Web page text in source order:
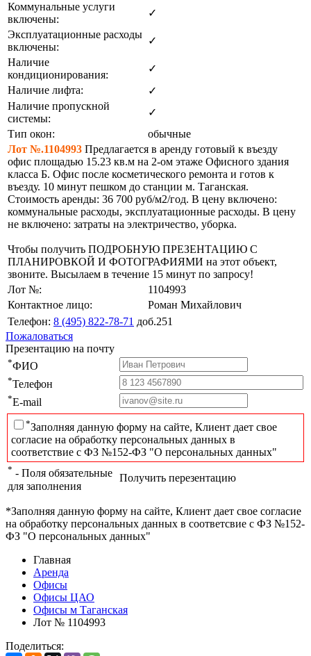
Коммунальные услуги
включены:
✓
Эксплуатационные расходы
включены:
✓
Наличие
кондиционирования:
✓
Наличие лифта:
✓
Наличие пропускной
системы:
✓
Тип окон:
обычные
Лот №.1104993 Предлагается в аренду готовый к въезду
офис площадью 15.23 кв.м на 2-ом этаже Офисного здания
класса Б. Офис после косметического ремонта и готов к
въезду. 10 минут пешком до станции м. Таганская.
Стоимость аренды: 36 700 руб/м2/год. В цену включено:
коммунальные расходы, эксплуатационные расходы. В цену
не включено: затраты на электричество, уборка.
Чтобы получить ПОДРОБНУЮ ПРЕЗЕНТАЦИЮ С
ПЛАНИРОВКОЙ И ФОТОГРАФИЯМИ на этот объект,
звоните. Высылаем в течение 15 минут по запросу!
Лот №:
1104993
Контактное лицо:
Роман Михайлович
Телефон: 8 (495) 822-78-71 доб.251
Пожаловаться
Презентацию на почту
*ФИО
*Телефон
*E-mail
*Заполняя данную форму на сайте, Клиент дает свое
согласие на обработку персональных данных в
соответствие с ФЗ №152-ФЗ "О персональных данных"
* - Поля обязательные
для заполнения
Получить перезентацию
*Заполняя данную форму на сайте, Клиент дает свое согласие
на обработку персональных данных в соответсвие с ФЗ №152-
ФЗ "О персональных данных"
Главная
Аренда
Офисы
Офисы ЦАО
Офисы м Таганская
Лот № 1104993
Поделиться: